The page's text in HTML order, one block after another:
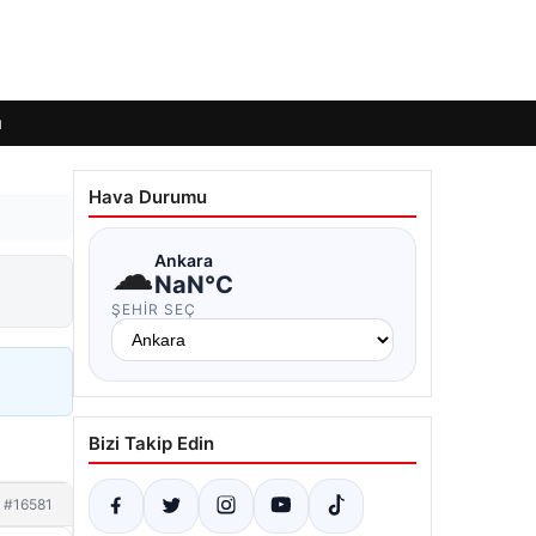
#16581
Hava Durumu
☁Ankara
NaN°C
ŞEHIR SEÇ
Bizi Takip Edin